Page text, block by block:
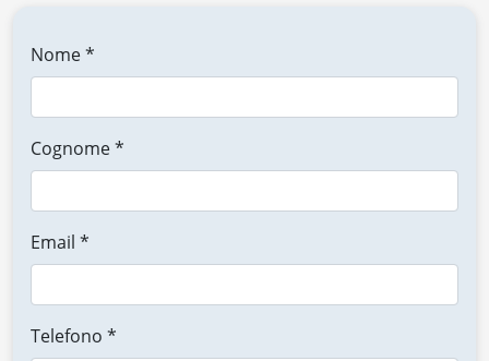
Nome *
Cognome *
Email *
Telefono *